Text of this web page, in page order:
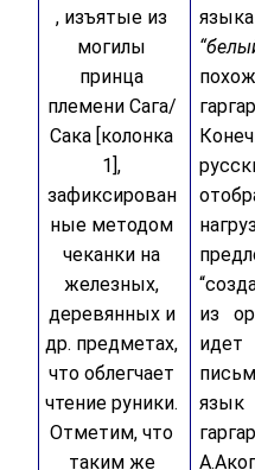
из
, изъятые из
могилы
принца
племени Сага/
Сака [колонка
1],
зафиксирован
ные методом
чеканки на
железных,
деревянных и
др. предметах,
что облегчает
чтение руники.
Отметим, что
таким же